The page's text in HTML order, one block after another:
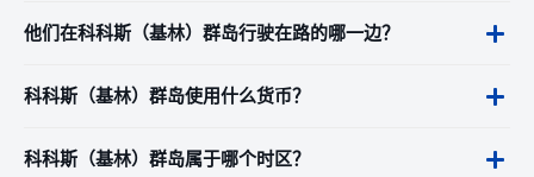
他们在科科斯（基林）群岛行驶在路的哪一边？
科科斯（基林）群岛使用什么货币？
科科斯（基林）群岛属于哪个时区？